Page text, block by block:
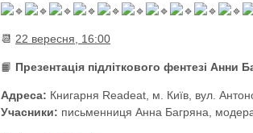
📆 22 вересня, 16:00
📙 Презентація підліткового фентезі Анни
Адреса: Книгарня Readeat, м. Київ, вул.
Учасники: письменниця Анна Багряна,